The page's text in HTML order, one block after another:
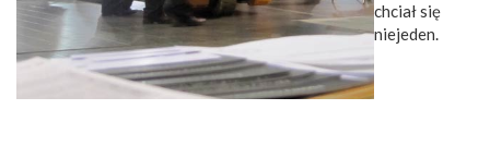
chciał się
niejeden.